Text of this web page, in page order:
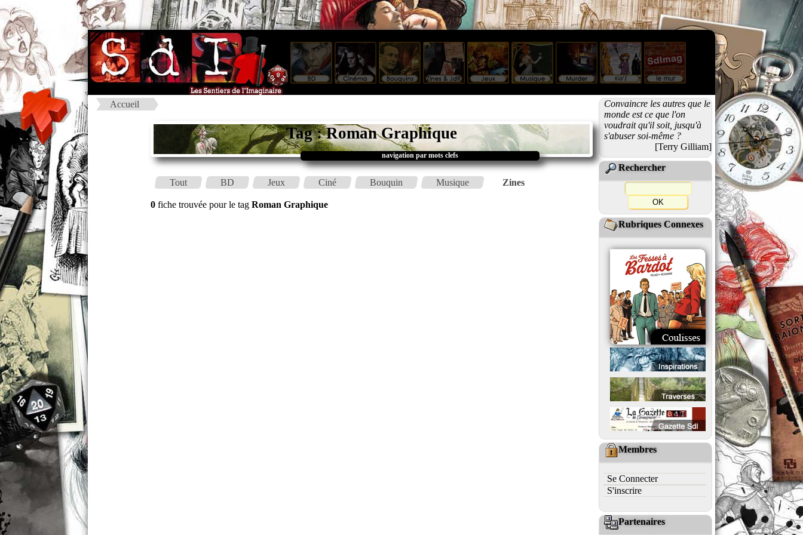
Accueil
Tag : Roman Graphique
navigation par mots clefs
Tout BD Jeux Ciné Bouquin Musique Zines
0 fiche trouvée pour le tag Roman Graphique
Convaincre les autres que le
monde est ce que l'on
voudrait qu'il soit, jusqu'à
s'abuser soi-même ?
[Terry Gilliam]
Rechercher
Rubriques Connexes
Membres
Se Connecter
S'inscrire
Partenaires